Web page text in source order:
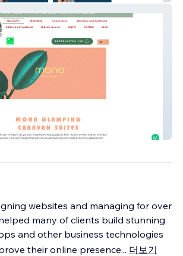
websites and managing for over
many of clients build stunning
and other business technologies
their online presence... 더보기